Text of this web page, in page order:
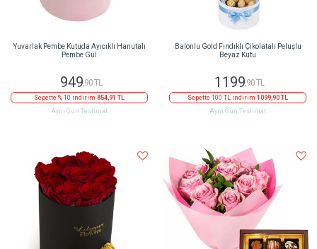
Yuvarlak Pembe Kutuda Ayıcıklı Hanutalı
Pembe Gül
949,90 TL
Sepette % 10 indirim 854,91 TL
Aynı Gün Teslimat
Balonlu Gold Fındıklı Çikolatalı Peluşlu
Beyaz Kutu
1199,90 TL
Sepette 100 TL indirim 1099,90 TL
Aynı Gün Teslimat